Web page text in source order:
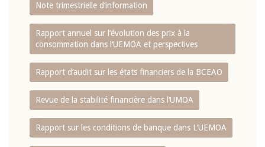
Note trimestrielle d‘information
Rapport annuel sur l‘évolution des prix à la
consommation dans l‘UEMOA et perspectives
Rapport d‘audit sur les états financiers de la BCEAO
Revue de la stabilité financière dans l‘UMOA
Rapport sur les conditions de banque dans L‘UEMOA